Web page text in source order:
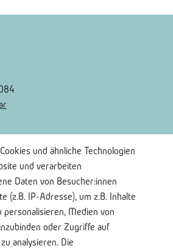
und ähnliche Technologien
und verarbeiten
Daten von Besucher:innen
(z.B. IP-Adresse), um z.B. Inhalte
personalisieren, Medien von
oder Zugriffe auf
analysieren. Die